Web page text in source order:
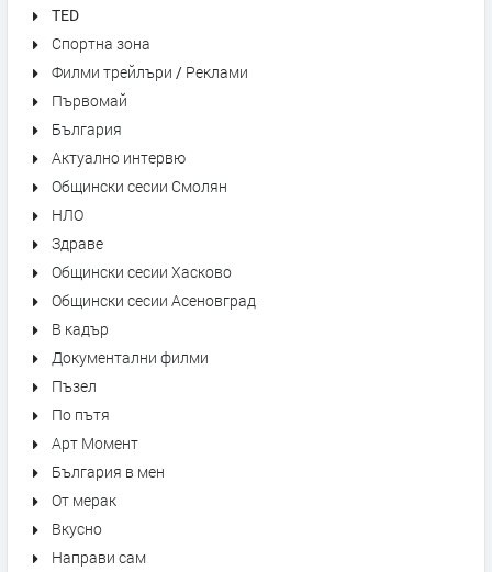
TED
Спортна зона
Филми трейлъри / Реклами
Първомай
България
Актуално интервю
Общински сесии Смолян
НЛО
Здраве
Общински сесии Хасково
Общински сесии Асеновград
В кадър
Документални филми
Пъзел
По пътя
Арт Момент
България в мен
От мерак
Вкусно
Направи сам